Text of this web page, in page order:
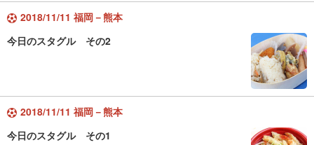
2018/11/11 福岡－熊本
今日のスタグル その2
2018/11/11 福岡－熊本
今日のスタグル その1